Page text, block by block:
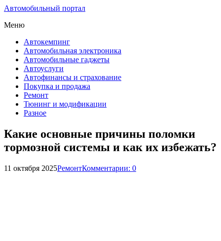
Автомобильный портал
Меню
Автокемпинг
Автомобильная электроника
Автомобильные гаджеты
Автоуслуги
Автофинансы и страхование
Покупка и продажа
Ремонт
Тюнинг и модификации
Разное
Какие основные причины поломки
тормозной системы и как их избежать?
11 октября 2025РемонтКомментарии: 0